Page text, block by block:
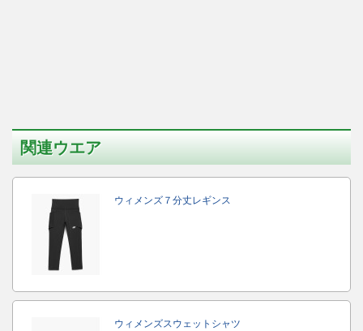
関連ウエア
ウィメンズ７分丈レギンス
ウィメンズスウェットシャツ